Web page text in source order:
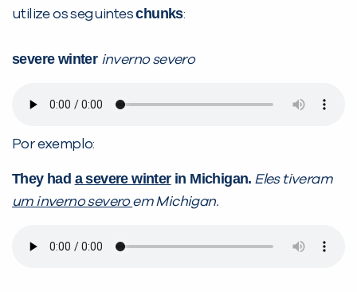
utilize os seguinteschunks:
severe winter inverno severo
Por exemplo:
They had a severe winterin Michigan. Eles tiveram
um inverno severoem Michigan.